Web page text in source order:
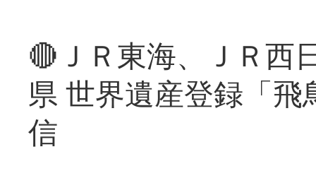
🔴ＪＲ東海、ＪＲ西
県 世界遺産登録「
信